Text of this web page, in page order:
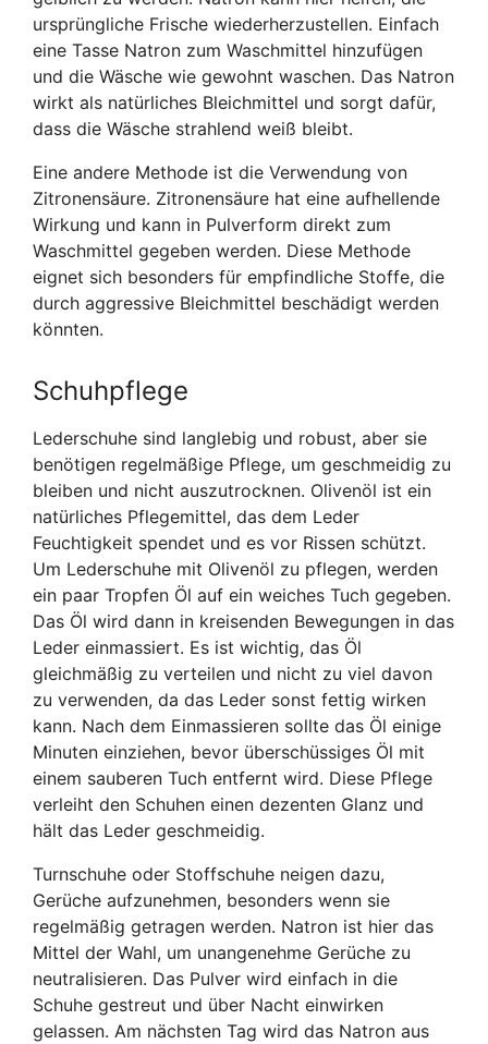
ursprüngliche Frische wiederherzustellen. Einfach
eine Tasse Natron zum Waschmittel hinzufügen
und die Wäsche wie gewohnt waschen. Das Natron
wirkt als natürliches Bleichmittel und sorgt dafür,
dass die Wäsche strahlend weiß bleibt.
Eine andere Methode ist die Verwendung von
Zitronensäure. Zitronensäure hat eine aufhellende
Wirkung und kann in Pulverform direkt zum
Waschmittel gegeben werden. Diese Methode
eignet sich besonders für empfindliche Stoffe, die
durch aggressive Bleichmittel beschädigt werden
könnten.
Schuhpflege
Lederschuhe sind langlebig und robust, aber sie
benötigen regelmäßige Pflege, um geschmeidig zu
bleiben und nicht auszutrocknen. Olivenöl ist ein
natürliches Pflegemittel, das dem Leder
Feuchtigkeit spendet und es vor Rissen schützt.
Um Lederschuhe mit Olivenöl zu pflegen, werden
ein paar Tropfen Öl auf ein weiches Tuch gegeben.
Das Öl wird dann in kreisenden Bewegungen in das
Leder einmassiert. Es ist wichtig, das Öl
gleichmäßig zu verteilen und nicht zu viel davon
zu verwenden, da das Leder sonst fettig wirken
kann. Nach dem Einmassieren sollte das Öl einige
Minuten einziehen, bevor überschüssiges Öl mit
einem sauberen Tuch entfernt wird. Diese Pflege
verleiht den Schuhen einen dezenten Glanz und
hält das Leder geschmeidig.
Turnschuhe oder Stoffschuhe neigen dazu,
Gerüche aufzunehmen, besonders wenn sie
regelmäßig getragen werden. Natron ist hier das
Mittel der Wahl, um unangenehme Gerüche zu
neutralisieren. Das Pulver wird einfach in die
Schuhe gestreut und über Nacht einwirken
gelassen. Am nächsten Tag wird das Natron aus